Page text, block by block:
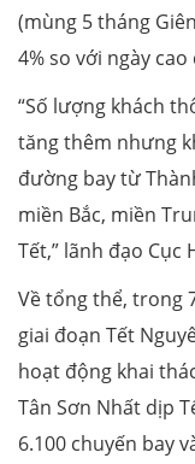
(mùng 5 tháng
4% so với ngày
“Số lượng khách
tăng thêm nhưng
đường bay từ
miền Bắc, miền
Tết,” lãnh đạo Cục
Về tổng thể, trong
giai đoạn Tết
hoạt động khai
Tân Sơn Nhất dịp
6.100 chuyến bay